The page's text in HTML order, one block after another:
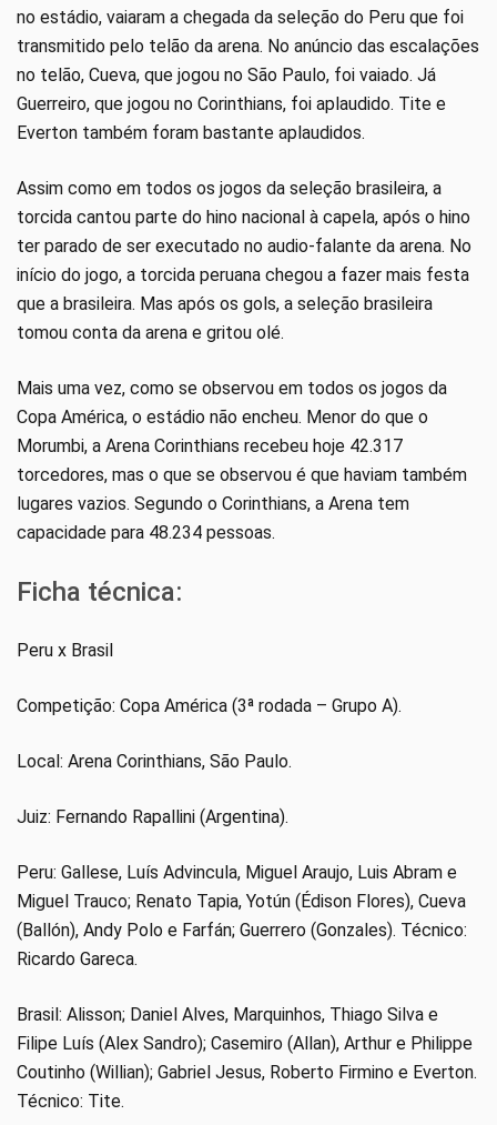
no estádio, vaiaram a chegada da seleção do Peru que foi
transmitido pelo telão da arena. No anúncio das escalações
no telão, Cueva, que jogou no São Paulo, foi vaiado. Já
Guerreiro, que jogou no Corinthians, foi aplaudido. Tite e
Everton também foram bastante aplaudidos.
Assim como em todos os jogos da seleção brasileira, a
torcida cantou parte do hino nacional à capela, após o hino
ter parado de ser executado no audio-falante da arena. No
início do jogo, a torcida peruana chegou a fazer mais festa
que a brasileira. Mas após os gols, a seleção brasileira
tomou conta da arena e gritou olé.
Mais uma vez, como se observou em todos os jogos da
Copa América, o estádio não encheu. Menor do que o
Morumbi, a Arena Corinthians recebeu hoje 42.317
torcedores, mas o que se observou é que haviam também
lugares vazios. Segundo o Corinthians, a Arena tem
capacidade para 48.234 pessoas.
Ficha técnica:
Peru x Brasil
Competição: Copa América (3ª rodada – Grupo A).
Local: Arena Corinthians, São Paulo.
Juiz: Fernando Rapallini (Argentina).
Peru: Gallese, Luís Advincula, Miguel Araujo, Luis Abram e
Miguel Trauco; Renato Tapia, Yotún (Édison Flores), Cueva
(Ballón), Andy Polo e Farfán; Guerrero (Gonzales). Técnico:
Ricardo Gareca.
Brasil: Alisson; Daniel Alves, Marquinhos, Thiago Silva e
Filipe Luís (Alex Sandro); Casemiro (Allan), Arthur e Philippe
Coutinho (Willian); Gabriel Jesus, Roberto Firmino e Everton.
Técnico: Tite.